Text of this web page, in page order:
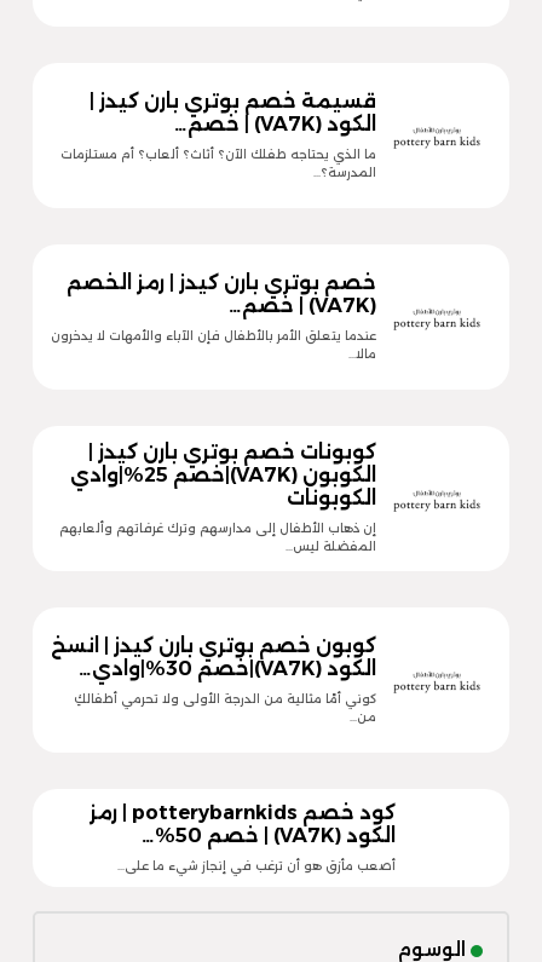
قسيمة خصم بوتري بارن كيدز |
الكود (VA7K) | خصم…
ما الذي يحتاجه طفلك الآن؟ أثاث؟ ألعاب؟ أم مستلزمات
المدرسة؟…
خصم بوتري بارن كيدز | رمز الخصم
(VA7K) | خصم…
عندما يتعلق الأمر بالأطفال فإن الآباء والأمهات لا يدخرون
مالا…
كوبونات خصم بوتري بارن كيدز |
الكوبون (VA7K)|خصم 25%|وادي
الكوبونات
إن ذهاب الأطفال إلى مدارسهم وترك غرفاتهم وألعابهم
المفضلة ليس…
كوبون خصم بوتري بارن كيدز | انسخ
الكود (VA7K)|خصم 30%|وادي…
كوني أمًا مثالية من الدرجة الأولى ولا تحرمي أطفالكِ
من…
كود خصم potterybarnkids | رمز
الكود (VA7K) | خصم 50%…
أصعب مأزق هو أن ترغب في إنجاز شيء ما على…
الوسوم